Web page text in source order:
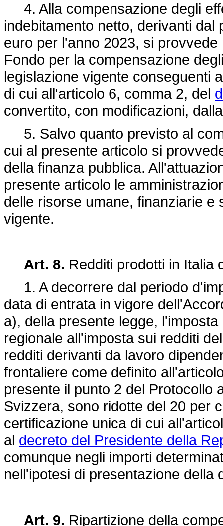
4. Alla compensazione degli
indebitamento netto, derivanti
euro per l'anno 2023, si
Fondo per la compensazione
legislazione vigente conseguenti
di cui all'articolo 6, comma 2, del
convertito, con modificazioni,
5. Salvo quanto previsto al
cui al presente articolo si
della finanza pubblica.
presente articolo le
delle risorse umane, finanziarie e
vigente.
Art. 8. Redditi prodotti in
1. A decorrere dal periodo
data di entrata in vigore
a), della presente legge,
regionale all'imposta sui redditi
redditi derivanti da lavoro
frontaliere come definito
presente il punto 2 del Protocollo
Svizzera, sono ridotte del 20 per
certificazione unica di cui
al decreto del Presidente della
comunque negli importi
nell'ipotesi di presentazione della
Art. 9. Ripartizione della